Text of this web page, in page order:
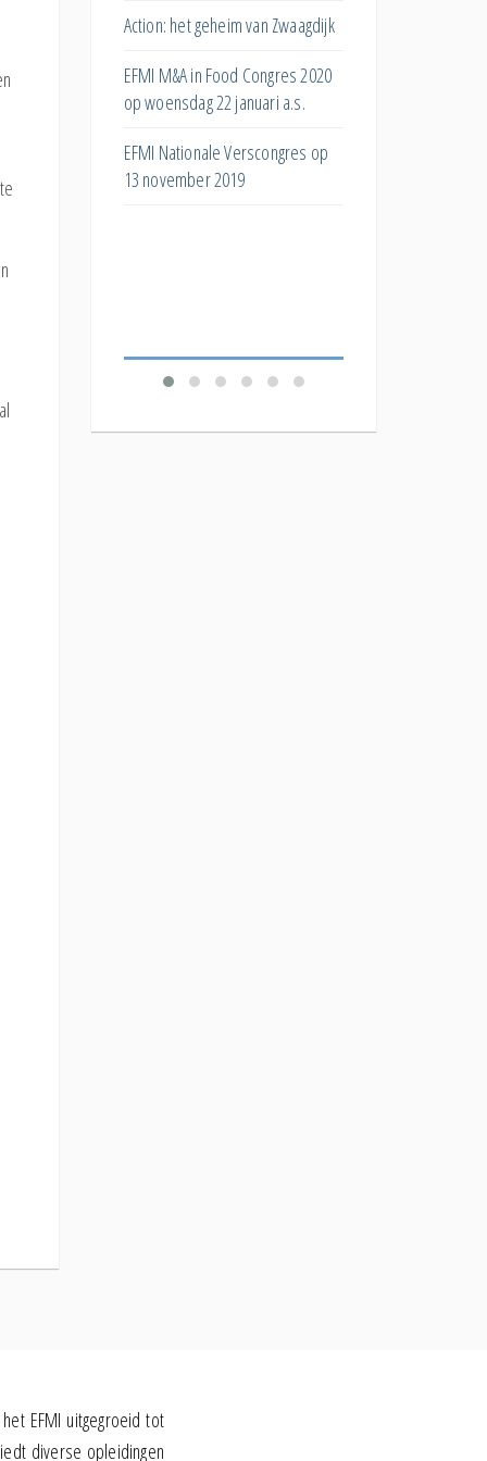
bij
'Productivity
Action: het geheim van Zwaagdijk
EFMI M&A in Food Congres 2020
op woensdag 22 januari a.s.
EFMI Nationale Verscongres op
13 november 2019
EFMI uitgegroeid tot
diverse opleidingen